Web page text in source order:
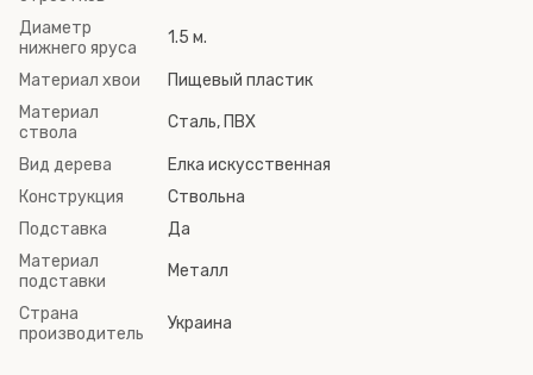
Диаметр
нижнего яруса
1.5 м.
Материал хвои
Пищевый пластик
Материал
ствола
Сталь, ПВХ
Вид дерева
Елка искусственная
Конструкция
Ствольна
Подставка
Да
Материал
подставки
Металл
Страна
производитель
Украина